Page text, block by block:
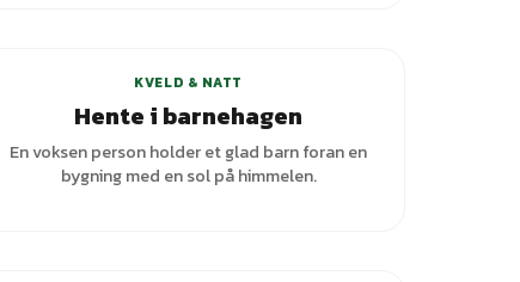
KVELD & NATT
Hente i barnehagen
En voksen person holder et glad barn foran en
bygning med en sol på himmelen.